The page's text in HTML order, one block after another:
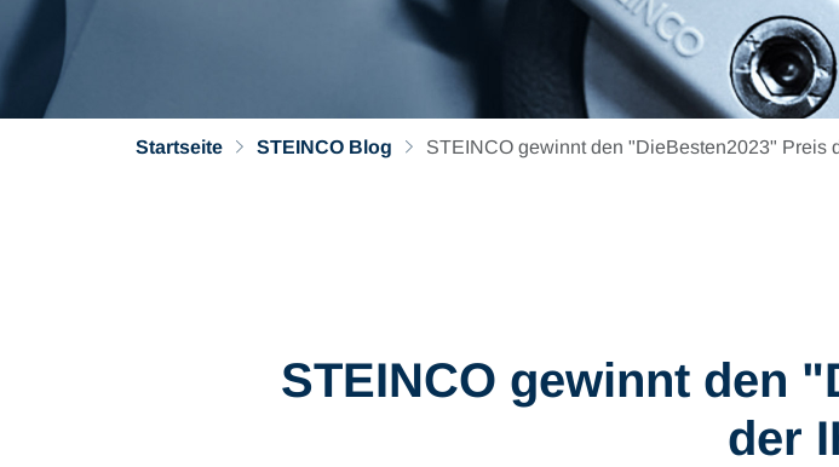
Startseite STEINCO Blog STEINCO gewinnt den "DieBesten2023" Preis
STEINCO gewinnt den
der